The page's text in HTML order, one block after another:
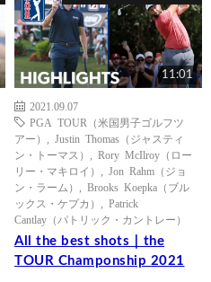
11:01
2021.09.07
PGA TOUR（米国男子ゴルフツ
アー）
Justin Thomas（ジャスティ
ン・トーマス）
Rory McIlroy（ロー
リー・マキロイ）
Jon Rahm（ジョ
ン・ラーム）
Brooks Koepka（ブル
ックス・ケプカ）
Patrick
Cantlay（パトリック・カントレー）
All the best shots｜the
TOUR Champonship 2021